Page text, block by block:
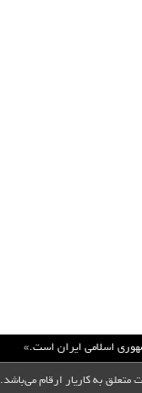
اسلامي ايران است.»
به کاریار ارقام می‌باشد.